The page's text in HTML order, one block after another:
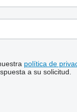
política de
a su solicitud.